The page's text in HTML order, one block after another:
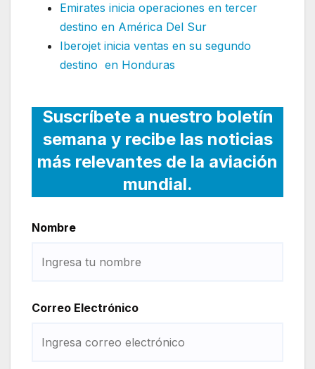
Emirates inicia operaciones en tercer
destino en América Del Sur
Iberojet inicia ventas en su segundo
destino en Honduras
Suscríbete a nuestro boletín
semana y recibe las noticias
más relevantes de la aviación
mundial.
Nombre
Correo Electrónico